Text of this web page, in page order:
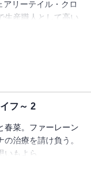
リーテイル・クロ
生産職人として高い
ラスメイトの春菜
フ～ 2
春菜。ファーレーン
治療を請け負う。
いもよら
界ファンタジー、